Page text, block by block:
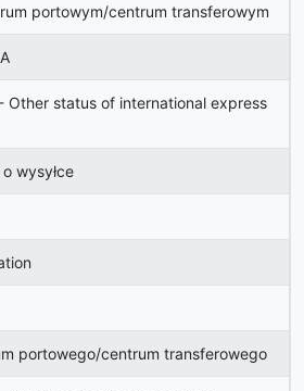
portowym/centrum transferowym
Other status of international express
wysyłce
portowego/centrum transferowego